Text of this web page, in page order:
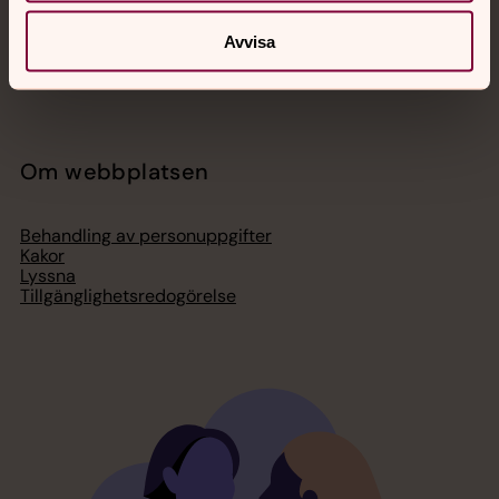
Avvisa
Organisation
Svenska kyrkan i utlandet
Press – nationell nivå
Om webbplatsen
Behandling av personuppgifter
Kakor
Lyssna
Tillgänglighetsredogörelse